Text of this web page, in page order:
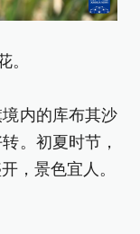
。
内的库布其沙
。初夏时节，
，景色宜人。